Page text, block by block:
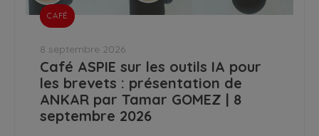
CAFÉ
8 septembre 2026
Café ASPIE sur les outils IA pour
les brevets : présentation de
ANKAR par Tamar GOMEZ | 8
septembre 2026